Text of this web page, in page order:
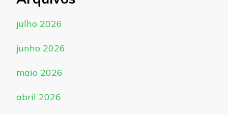
julho 2026
junho 2026
maio 2026
abril 2026